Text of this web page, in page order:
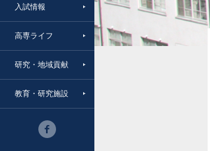
入試情報
高専ライフ
研究・地域貢献
教育・研究施設